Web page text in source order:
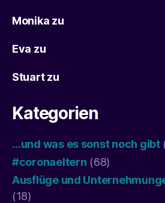
Monika zu
Eva zu
Stuartzu
Kategorien
…und was es sonst noch gibt
#coronaeltern (68)
Ausflüge und
(18)